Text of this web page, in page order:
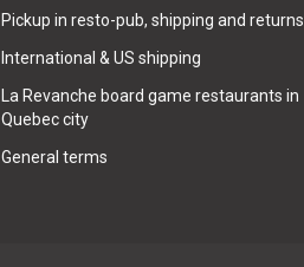
Pickup in resto-pub, shipping and returns
International & US shipping
La Revanche board game restaurants in
Quebec city
General terms